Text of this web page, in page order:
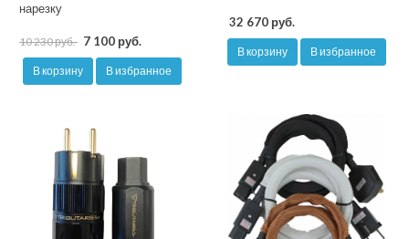
нарезку
10 230 руб. 7 100 руб.
В корзину В избранное
32 670 руб.
В корзину В избранное